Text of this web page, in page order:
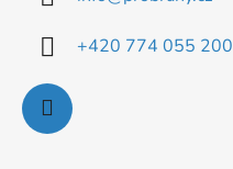
+420 774 055 200